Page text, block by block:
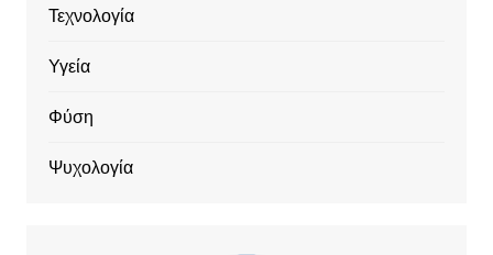
Τεχνολογία
Υγεία
Φύση
Ψυχολογία